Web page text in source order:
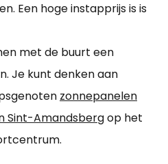
Een hoge instapprijs is is
met de buurt een
Je kunt denken aan
zonnepanelen
Sint-Amandsbergop het